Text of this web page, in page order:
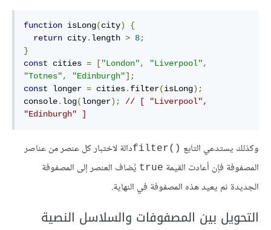
function isLong(city)
{
return city. length > 8;
}
const cities = ["London", "Liverpool",
"Totnes", "Edinburgh"];
const longer = cities. filter(isLong);
console. log(longer);
// [ "Liverpool",
"Edinburgh" ]
وكذلك يستدعي التابع ()filter
دالة لاختبار كل عنصر من عناصر
المصفوفة فإن أعادت القيمة true يُضاف العنصر إلى المصفوفة
الجديدة ثم يعيد هذه المصفوفة في النهاية.
التحويل بين المصفوفات والسلاسل النصية